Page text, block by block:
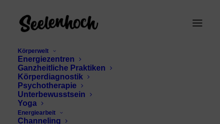
Körperwelt
Energiezentren
Ganzheitliche Praktiken
Körperdiagnostik
Psychotherapie
Unterbewusstsein
Yoga
Energiearbeit
Channeling